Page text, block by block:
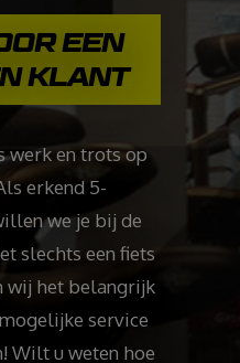
EEN
KLANT
werk en trots op
erkend 5-
we je bij de
slechts een fiets
wij het belangrijk
service
Wilt u weten hoe